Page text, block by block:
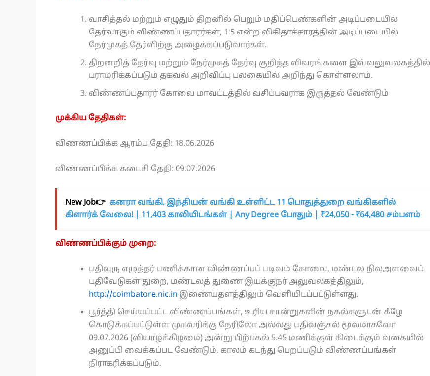
வாசித்தல் மற்றும் எழுதும் திறனில் பெறும் மதிப்பெண்களின் அடிப்படையில்
தேர்வாகும் விண்ணப்பதாரர்கள், 1:5 என்ற விகிதாச்சாரத்தின் அடிப்படையில்
நேர்முகத் தேர்விற்கு அழைக்கப்படுவார்கள்.
திறனறித் தேர்வு மற்றும் நேர்முகத் தேர்வு குறித்த விவரங்களை இவ்வலுவலகத்தில்
பராமரிக்கப்படும் தகவல் அறிவிப்பு பலகையில் அறிந்து கொள்ளலாம்.
விண்ணப்பதாரர் கோவை மாவட்டத்தில் வசிப்பவராக இருத்தல் வேண்டும்
முக்கிய தேதிகள்:
விண்ணப்பிக்க ஆரம்ப தேதி: 18.06.2026
விண்ணப்பிக்க கடைசி தேதி: 09.07.2026
New Job👉 கனரா வங்கி, இந்தியன் வங்கி உள்ளிட்ட 11 பொதுத்துறை வங்கிகளில்
கிளார்க் வேலை! | 11,403 காலியிடங்கள் | Any Degree போதும் | ₹24,050 - ₹64,480 சம்பளம்
விண்ணப்பிக்கும் முறை:
பதிவுரு எழுத்தர் பணிக்கான விண்ணப்பப் படிவம் கோவை, மண்டல நிலஅளவைப்
பதிவேடுகள் துறை, மண்டலத் துணை இயக்குநர் அலுவலகத்திலும்,
http://coimbatore.nic.in இணையதளத்திலும் வெளியிடப்பட்டுள்ளது.
பூர்த்தி செய்யப்பட்ட விண்ணப்பங்கள், உரிய சான்றுகளின் நகல்களுடன் கீழே
கொடுக்கப்பட்டுள்ள முகவரிக்கு நேரிலோ அல்லது பதிவஞ்சல் மூலமாகவோ
09.07.2026 (வியாழக்கிழமை) அன்று பிற்பகல் 5.45 மணிக்குள் கிடைக்கும் வகையில்
அனுப்பி வைக்கப்பட வேண்டும். காலம் கடந்து பெறப்படும் விண்ணப்பங்கள்
நிராகரிக்கப்படும்.